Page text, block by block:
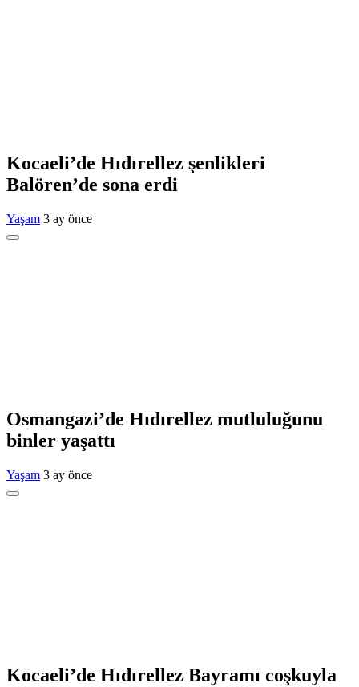
Kocaeli’de Hıdırellez şenlikleri
Balören’de sona erdi
Yaşam 3 ay önce
Osmangazi’de Hıdırellez mutluluğunu
binler yaşattı
Yaşam 3 ay önce
Kocaeli’de Hıdırellez Bayramı coşkuyla